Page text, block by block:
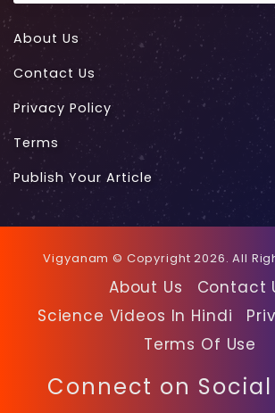
About Us
Contact Us
Privacy Policy
Terms
Publish Your Article
Vigyanam © Copyright 2026. All
About Us
Contact
Science Videos In Hindi
Terms Of Use